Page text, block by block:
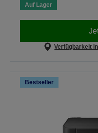
Auf Lager
Verfügbarkeit
Bestseller